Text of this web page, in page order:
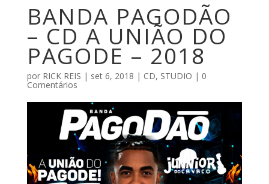
BANDA PAGODÃO
– CD A UNIÃO DO
PAGODE – 2018
por RICK REIS | set 6, 2018 | CD, STUDIO | 0
Comentários